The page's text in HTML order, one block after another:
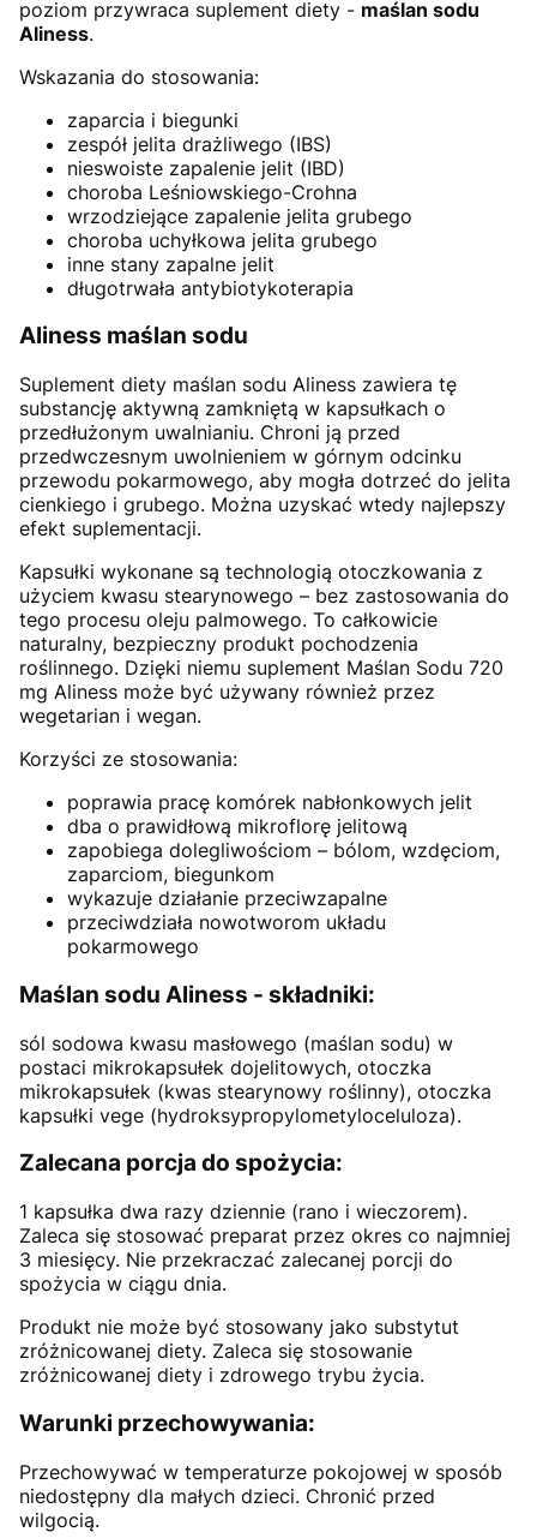
poziom przywraca suplement diety - maślan sodu
Aliness.
Wskazania do stosowania:
zaparcia i biegunki
zespół jelita drażliwego (IBS)
nieswoiste zapalenie jelit (IBD)
choroba Leśniowskiego-Crohna
wrzodziejące zapalenie jelita grubego
choroba uchyłkowa jelita grubego
inne stany zapalne jelit
długotrwała antybiotykoterapia
Aliness maślan sodu
Suplement diety maślan sodu Aliness zawiera tę
substancję aktywną zamkniętą w kapsułkach o
przedłużonym uwalnianiu. Chroni ją przed
przedwczesnym uwolnieniem w górnym odcinku
przewodu pokarmowego, aby mogła dotrzeć do jelita
cienkiego i grubego. Można uzyskać wtedy najlepszy
efekt suplementacji.
Kapsułki wykonane są technologią otoczkowania z
użyciem kwasu stearynowego – bez zastosowania do
tego procesu oleju palmowego. To całkowicie
naturalny, bezpieczny produkt pochodzenia
roślinnego. Dzięki niemu suplement Maślan Sodu 720
mg Aliness może być używany również przez
wegetarian i wegan.
Korzyści ze stosowania:
poprawia pracę komórek nabłonkowych jelit
dba o prawidłową mikroflorę jelitową
zapobiega dolegliwościom – bólom, wzdęciom,
zaparciom, biegunkom
wykazuje działanie przeciwzapalne
przeciwdziała nowotworom układu
pokarmowego
Maślan sodu Aliness - składniki:
sól sodowa kwasu masłowego (maślan sodu) w
postaci mikrokapsułek dojelitowych, otoczka
mikrokapsułek (kwas stearynowy roślinny), otoczka
kapsułki vege (hydroksypropylometyloceluloza).
Zalecana porcja do spożycia:
1 kapsułka dwa razy dziennie (rano i wieczorem).
Zaleca się stosować preparat przez okres co najmniej
3 miesięcy. Nie przekraczać zalecanej porcji do
spożycia w ciągu dnia.
Produkt nie może być stosowany jako substytut
zróżnicowanej diety. Zaleca się stosowanie
zróżnicowanej diety i zdrowego trybu życia.
Warunki przechowywania:
Przechowywać w temperaturze pokojowej w sposób
niedostępny dla małych dzieci. Chronić przed
wilgocią.